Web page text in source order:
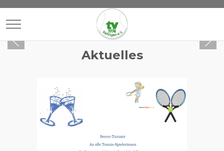
Mobile Menu Toggle
Aktuelles